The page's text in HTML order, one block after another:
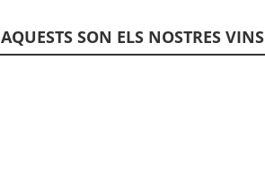
AQUESTS SON ELS NOSTRES VINS